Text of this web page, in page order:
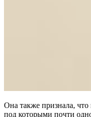
Она также признала,
под которыми почти